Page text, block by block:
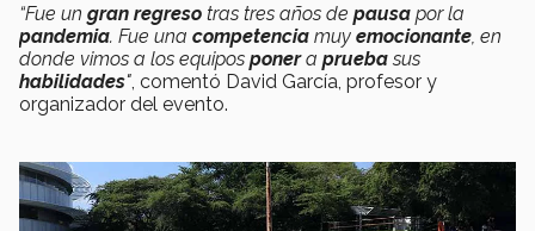
“Fue un gran regreso tras tres años de pausa por la
pandemia. Fue una competencia muy emocionante , en
donde vimos a los equipos ponera pruebasus
habilidades" , comentó David García, profesor y
organizador del evento.